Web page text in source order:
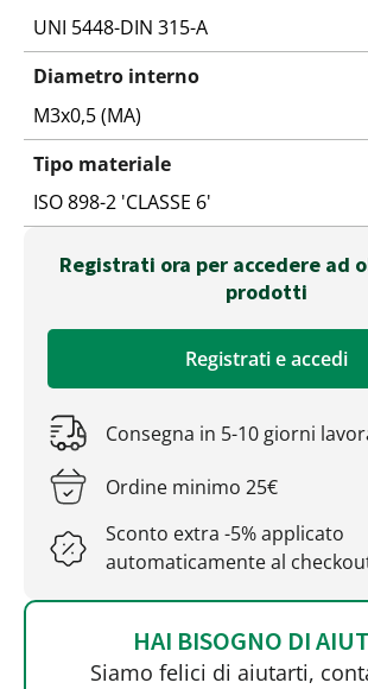
UNI 5448-DIN 315-A
Diametro interno
M3x0,5 (MA)
Tipo materiale
ISO 898-2 'CLASSE 6'
Registrati ora per accedere ad
prodotti
Registrati e accedi
Consegna in 5-10 giorni
Ordine minimo 25€
Sconto extra -5% applicato
automaticamente al
HAI BISOGNO DI
Siamo felici di aiutarti,